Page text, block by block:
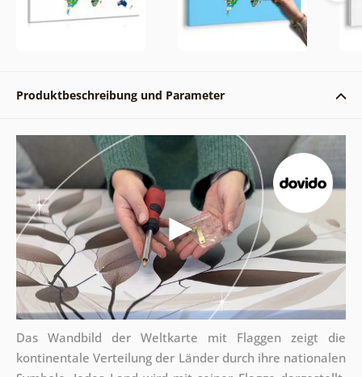
Produktbeschreibung und Parameter
Das Wandbild der Weltkarte mit Flaggen zeigt die
kontinentale Verteilung der Länder durch ihre nationalen